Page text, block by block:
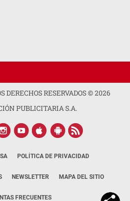
DERECHOS RESERVADOS ©2026
PUBLICITARIA S.A.
POLÍTICA DE PRIVACIDAD
NEWSLETTER MAPA DEL SITIO
FRECUENTES